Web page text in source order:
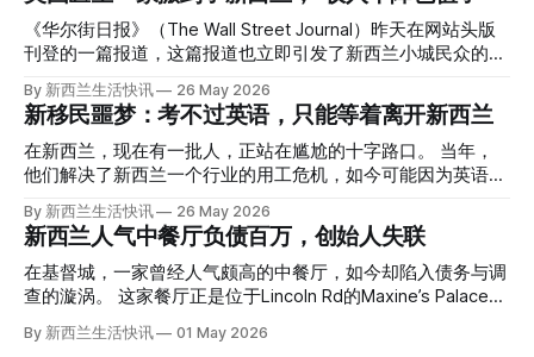
人，在奥克兰Gulf Harbour钓鱼时，发现了一个黑色塑料袋，
里面是一堆衣服。 再扒开衣服，他看到了一只手，一只人
腰部对折，黑色胶带缠着头、手腕和身体，整个人被绑成胎儿
状。 两个10公斤的米袋装满了石头，用胶带死死缠在尸体
上。 死者是亚洲面孔的老年女性，头部、脸、胳膊都有钝器
伤，当时身穿一件“娟燕牌”内衣和黑色长裤。 她是谁？没有人
Operation Parade的案子，开始调查。 米袋泄露秘密 破案的
关键，是两个米袋。这两个塑料米袋里装着用来压住尸体的花
园石头。 每个米袋上都有序列号。 警察一家家查，发现这批
米是在奥克兰北岸一家超市卖的。
《华尔街日报》（The Wall Street Journal）昨天在网站头版
刊登的一篇报道，这篇报道也立即引发了新西兰小城民众的兴
趣： “精疲力尽的美国医生，正在离开美国，前往新西兰一座
偏远小镇。” “精疲力尽的美国医生”搬家新西兰 四年前，在加
州拉霍亚（La Jolla）一家医院担任内科医生的Brandon
Williams医生达到了崩溃的边缘。 患者人数激增、医疗人员短
缺、医疗事故诉讼的威胁，以及对患者无力支付医疗费用的忧
（PTSD）。他的其中一位同事甚至因自杀身亡。 他并不想放
弃从医，但他不想再在美国行医了。 于是，他与38岁的妻子
Ellen Williams开始在欧洲寻找更好的选择。 就在那时，他收
到了一封来自新西兰医疗招聘人员的信。 “虽然跑到那个‘与世
义。”现年39岁的加州人Brandon说道。 2024年11月，这家人
By 新西兰生活快讯 26 May 2026
新移民噩梦：考不过英语，只能等着离开新西兰
在新西兰，现在有一批人，正站在尴尬的十字路口。 当年，
他们解决了新西兰一个行业的用工危机，如今可能因为英语考
试，不得不在几年内离开这个国家。 一位移民的无奈感叹：
“如果我们真能考到那个分数，就不会来开公交车了。” 因为英
语，他们一直无法上岸 来自菲律宾的Ryan De Guzman，就是
这批人中的一员。 2023年，当他看到新西兰招聘海外公交司
机的信息时，几乎没有犹豫就提交了申请。 “我听说这里气候
年3月抵达奥克兰。 当时心里盘算着：努力工作两年，申请居
By 新西兰生活快讯 26 May 2026
新西兰人气中餐厅负债百万，创始人失联
在基督城，一家曾经人气颇高的中餐厅，如今却陷入债务与调
查的漩涡。 这家餐厅正是位于Lincoln Rd的Maxine’s Palace。
其背后的公司已进入清算程序，债务总额接近100万纽币，而
引人关注的是——清算人目前无法联系到创始人本人。 今年3
By 新西兰生活快讯 01 May 2026